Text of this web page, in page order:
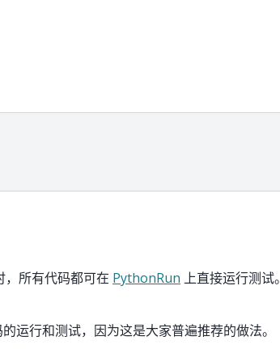
所有代码都可在 PythonRun 上直接运行测试。
运行和测试，因为这是大家普遍推荐的做法。